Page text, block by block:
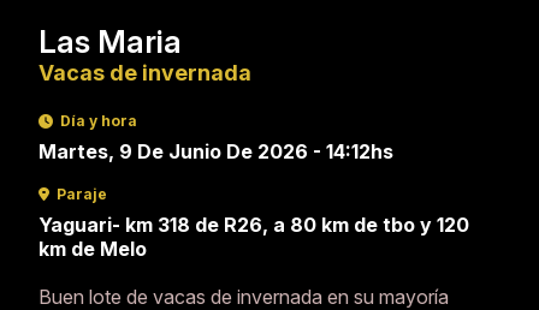
Las Maria
Vacas de invernada
Día y hora
Martes, 9 De Junio De 2026 - 14:12hs
Paraje
Yaguari- km 318 de R26, a 80 km de tbo y 120
km de Melo
Buen lote de vacas de invernada en su mayoría